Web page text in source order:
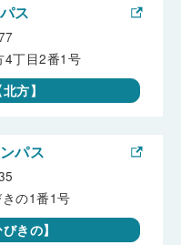
ス
4丁目2番1号
方】
パス
の1番1号
きの】